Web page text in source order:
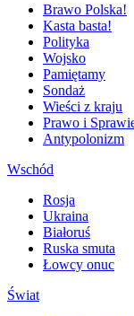
Brawo Polska!
Kasta basta!
Polityka
Wojsko
Pamiętamy
Sondaż
Wieści z kraju
Prawo i
Antypolonizm
Wschód
Rosja
Ukraina
Białoruś
Ruska smuta
Łowcy onuc
Świat